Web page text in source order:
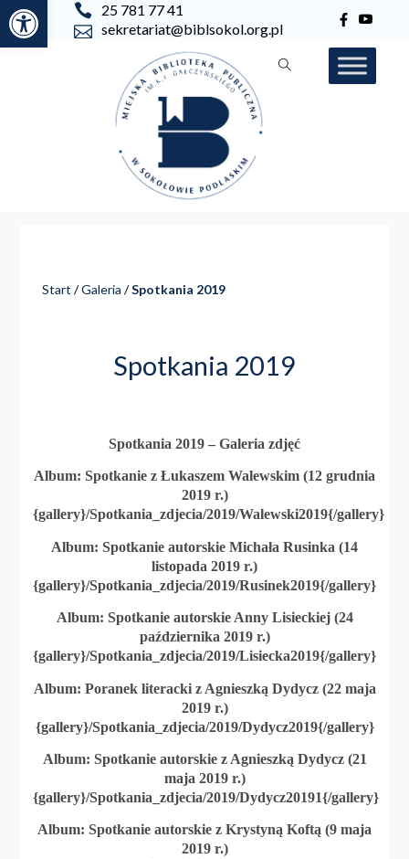
Otwórz pasek narzędzi
25 781 77 41
sekretariat@biblsokol.org.pl
Start /Galeria /Spotkania 2019
Spotkania 2019
Spotkania 2019 – Galeria zdjęć
Album: Spotkanie z Łukaszem Walewskim (12 grudnia
2019 r.)
{gallery}/Spotkania_zdjecia/2019/Walewski2019{/gallery}
Album: Spotkanie autorskie Michała Rusinka (14
listopada 2019 r.)
{gallery}/Spotkania_zdjecia/2019/Rusinek2019{/gallery}
Album: Spotkanie autorskie Anny Lisieckiej (24
października 2019 r.)
{gallery}/Spotkania_zdjecia/2019/Lisiecka2019{/gallery}
Album: Poranek literacki z Agnieszką Dydycz (22 maja
2019 r.)
{gallery}/Spotkania_zdjecia/2019/Dydycz2019{/gallery}
Album: Spotkanie autorskie z Agnieszką Dydycz (21
maja 2019 r.)
{gallery}/Spotkania_zdjecia/2019/Dydycz20191{/gallery}
Album: Spotkanie autorskie z Krystyną Koftą (9 maja
2019 r.)